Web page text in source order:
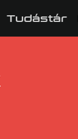
Tudástár